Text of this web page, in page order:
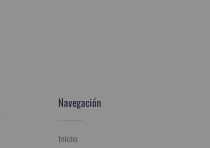
Navegación
Inicio